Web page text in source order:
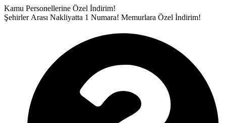
İçeriğe
atla
Kamu Personellerine Özel İndirim!
Şehirler Arası Nakliyatta 1 Numara! Memurlara Özel İndirim!